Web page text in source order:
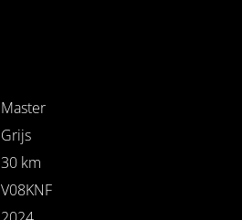
Master
Grijs
30 km
V08KNF